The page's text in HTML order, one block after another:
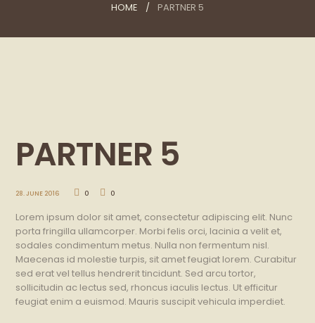
HOME PARTNER 5
PARTNER 5
28. JUNE 2016 0 0
Lorem ipsum dolor sit amet, consectetur adipiscing elit. Nunc
porta fringilla ullamcorper. Morbi felis orci, lacinia a velit et,
sodales condimentum metus. Nulla non fermentum nisl.
Maecenas id molestie turpis, sit amet feugiat lorem. Curabitur
sed erat vel tellus hendrerit tincidunt. Sed arcu tortor,
sollicitudin ac lectus sed, rhoncus iaculis lectus. Ut efficitur
feugiat enim a euismod. Mauris suscipit vehicula imperdiet.